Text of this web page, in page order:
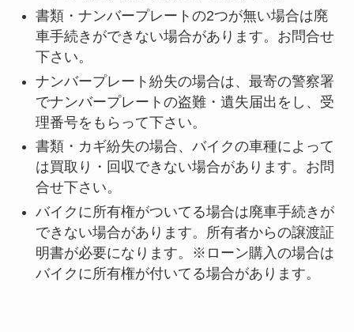
書類・ナンバープレートの2つが無い場合は廃
車手続きができない場合があります。お問合せ
下さい。
ナンバープレート紛失の場合は、最寄の警察署
でナンバープレートの盗難・遺失届出をし、受
理番号をもらって下さい。
書類・カギ紛失の場合、バイクの車種によって
は買取り・回収できない場合があります。お問
合せ下さい。
バイクに所有権がついてる場合は廃車手続きが
できない場合があります。所有者からの譲渡証
明書が必要になります。※ローン購入の場合は
バイクに所有権が付いてる場合があります。